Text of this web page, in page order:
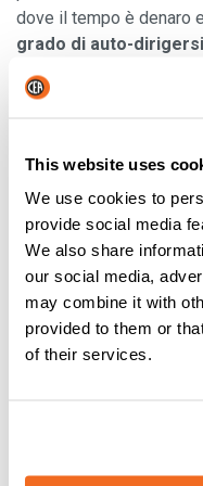
This website uses
We use cookies to
provide social media
We also share
our social media,
may combine it with
provided to them or
of their services.
dove il tempo è denaro
grado di auto-
l'efficienza
. Con il
oggetti intelligenti,
modo, più dispositivi
indipendente o con
utilizzato a livello
fare il suo ingresso nel
quanto si pensi.
Tendenza
saldatura